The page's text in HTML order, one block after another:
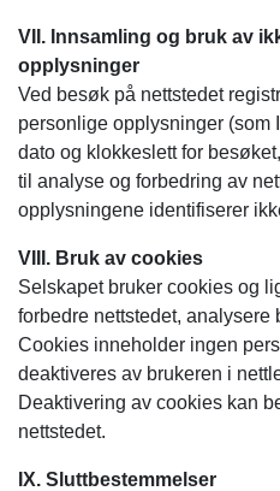
VII. Innsamling og bruk av
opplysninger
Ved besøk på nettstedet
personlige opplysninger (som
dato og klokkeslett for
til analyse og forbedring av
opplysningene identifiserer
VIII. Bruk av cookies
Selskapet bruker cookies og
forbedre nettstedet,
Cookies inneholder ingen
deaktiveres av brukeren i
Deaktivering av cookies kan
nettstedet.
IX. Sluttbestemmelser